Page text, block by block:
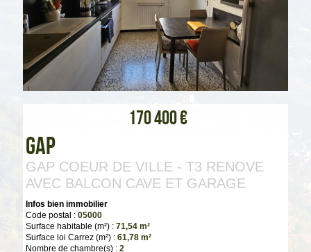
170 400 €
Gap
GAP COEUR DE VILLE - T3 RENOVE
AVEC BALCON CAVE ET GARAGE
Infos bien immobilier
Code postal :05000
Surface habitable (m²) :71,54 m²
Surface loi Carrez (m²) :61,78 m²
Nombre de chambre(s) :2